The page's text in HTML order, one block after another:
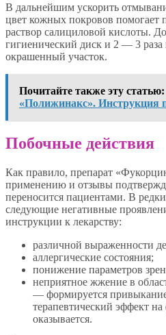
В дальнейшим ускорить
цвет кожных покровов помогает
раствор салициловой кислоты.
гигиенический диск и 2 — 3 раза
окрашенный участок.
Почитайте также эту статью:
«Полижинакс». Инструкция
Побочные действия
Как правило, препарат
применению и отзывы
переносится пациентами. В
следующие негативные
инструкции к лекарству:
различной выраженности
аллергические состояния;
понижение параметров
неприятное жжение в
— формируется
терапевтический эффект
оказывается.